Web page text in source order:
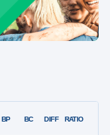
BP BC DIFF RATIO